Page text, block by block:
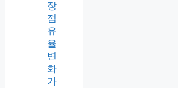
장
점
유
율
변
화
가